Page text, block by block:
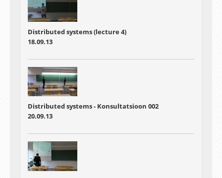
Distributed systems (lecture 4)
18.09.13
Distributed systems - Konsultatsioon 002
20.09.13